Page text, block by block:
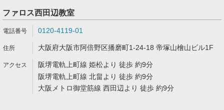
ファロス西田辺教室
0120-4119-01
大阪府大阪市阿倍野区播磨町1-24-18 帝塚山檜山ビル1F
阪堺電軌上町線 姫松より 徒歩 約9分
阪堺電軌上町線 北畠より 徒歩 約9分
大阪メトロ御堂筋線 西田辺より 徒歩 約9分